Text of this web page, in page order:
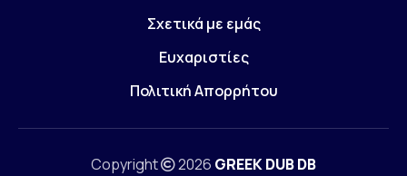
Σχετικά με εμάς
Ευχαριστίες
Πολιτική Απορρήτου
Copyright 2026 GREEK DUB DB